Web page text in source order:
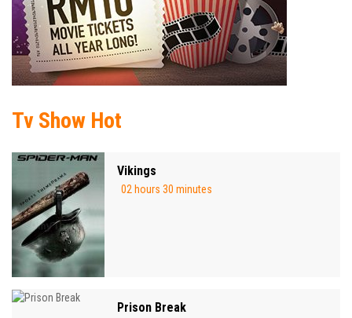
Tv Show Hot
Vikings
02 hours 30 minutes
Prison Break